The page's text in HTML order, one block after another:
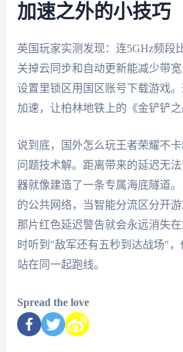
加速之外的小技巧
英国玩家实测发现：连5GHz频段
关掉云同步和自动更新能减少带
设置里锁区用国区账号下载游戏
加速，让柏林地铁上的《金铲铲之
说到底，国外怎么玩王者荣耀不
问题技术解。距离带来的延迟无
器就像建造了一条专属海底隧道
的公共网络，当智能分流区分开游
那片红色延迟警告就会永远消失
时听到"敌军还有五秒到达战场"
站在同一起跑线。
Spread the love